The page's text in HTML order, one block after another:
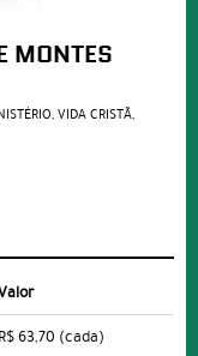
MONTES
,VIDA CRISTÃ,
R$ 63,70 (cada)